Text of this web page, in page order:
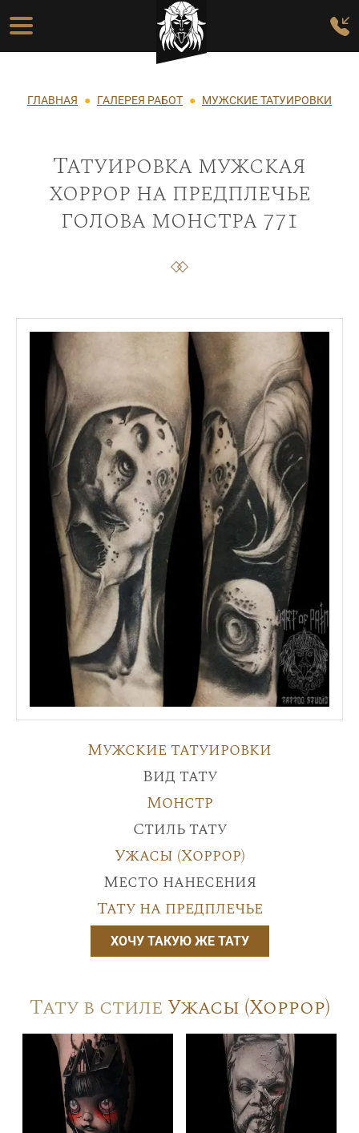
Перейти к основному содержанию
Основная навигация
Строка навигации
ГЛАВНАЯ ГАЛЕРЕЯ РАБОТ МУЖСКИЕ ТАТУИРОВКИ
Татуировка мужская
хоррор на предплечье
голова монстра 771
Мужские татуировки
Вид тату
Монстр
Стиль тату
Ужасы (Хоррор)
Место нанесения
Тату на предплечье
ХОЧУ ТАКУЮ ЖЕ ТАТУ
Тату в стиле Ужасы (Хоррор)